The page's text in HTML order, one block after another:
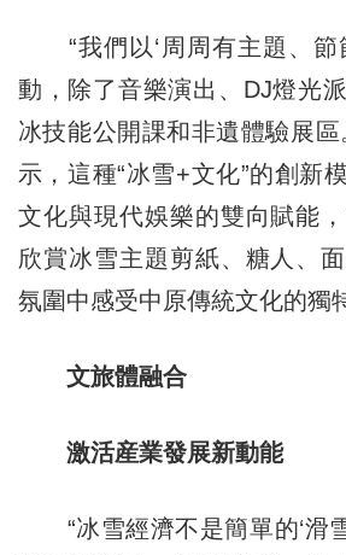
“我們以‘周周有主題、節
動，除了音樂演出、DJ燈光
冰技能公開課和非遺體驗展區
示，這種“冰雪+文化”的創新
文化與現代娛樂的雙向賦能
欣賞冰雪主題剪紙、糖人、
氛圍中感受中原傳統文化的獨
文旅體融合
激活産業發展新動能
“冰雪經濟不是簡單的‘滑